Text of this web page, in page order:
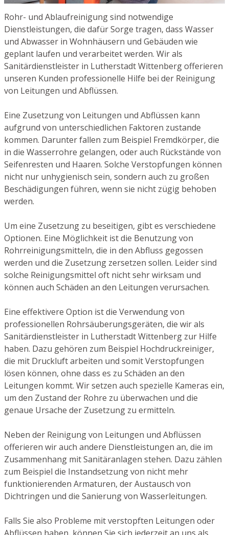
Rohr- und Ablaufreinigung sind notwendige
Dienstleistungen, die dafür Sorge tragen, dass Wasser
und Abwasser in Wohnhäusern und Gebäuden wie
geplant laufen und verarbeitet werden. Wir als
Sanitärdienstleister in Lutherstadt Wittenberg offerieren
unseren Kunden professionelle Hilfe bei der Reinigung
von Leitungen und Abflüssen.
Eine Zusetzung von Leitungen und Abflüssen kann
aufgrund von unterschiedlichen Faktoren zustande
kommen. Darunter fallen zum Beispiel Fremdkörper, die
in die Wasserrohre gelangen, oder auch Rückstände von
Seifenresten und Haaren. Solche Verstopfungen können
nicht nur unhygienisch sein, sondern auch zu großen
Beschädigungen führen, wenn sie nicht zügig behoben
werden.
Um eine Zusetzung zu beseitigen, gibt es verschiedene
Optionen. Eine Möglichkeit ist die Benutzung von
Rohrreinigungsmitteln, die in den Abfluss gegossen
werden und die Zusetzung zersetzen sollen. Leider sind
solche Reinigungsmittel oft nicht sehr wirksam und
können auch Schäden an den Leitungen verursachen.
Eine effektivere Option ist die Verwendung von
professionellen Rohrsäuberungsgeräten, die wir als
Sanitärdienstleister in Lutherstadt Wittenberg zur Hilfe
haben. Dazu gehören zum Beispiel Hochdruckreiniger,
die mit Druckluft arbeiten und somit Verstopfungen
lösen können, ohne dass es zu Schäden an den
Leitungen kommt. Wir setzen auch spezielle Kameras ein,
um den Zustand der Rohre zu überwachen und die
genaue Ursache der Zusetzung zu ermitteln.
Neben der Reinigung von Leitungen und Abflüssen
offerieren wir auch andere Dienstleistungen an, die im
Zusammenhang mit Sanitäranlagen stehen. Dazu zählen
zum Beispiel die Instandsetzung von nicht mehr
funktionierenden Armaturen, der Austausch von
Dichtringen und die Sanierung von Wasserleitungen.
Falls Sie also Probleme mit verstopften Leitungen oder